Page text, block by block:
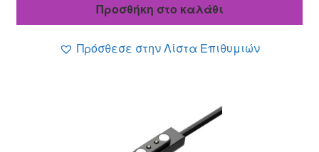
7.20 €. είναι:
Προσθήκη στο καλάθι
Πρόσθεσε στην Λίστα Επιθυμιών